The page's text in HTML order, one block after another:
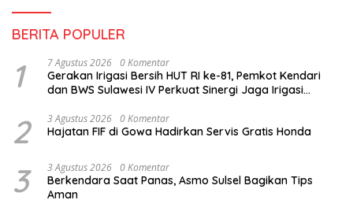
BERITA POPULER
1 7 Agustus 2026 0 Komentar
Gerakan Irigasi Bersih HUT RI ke-81, Pemkot Kendari
dan BWS Sulawesi IV Perkuat Sinergi Jaga Irigasi
2 3 Agustus 2026 0 Komentar
Hajatan FIF di Gowa Hadirkan Servis Gratis Honda
3 3 Agustus 2026 0 Komentar
Berkendara Saat Panas, Asmo Sulsel Bagikan Tips
Aman